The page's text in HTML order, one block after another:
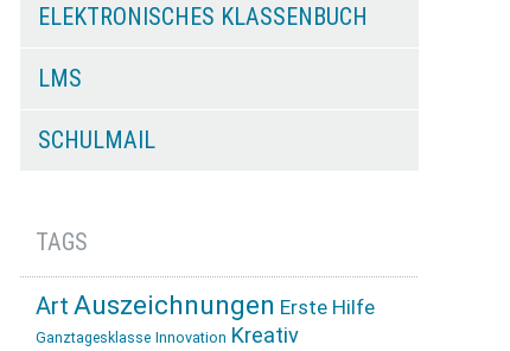
ELEKTRONISCHES KLASSENBUCH
LMS
SCHULMAIL
TAGS
Art Auszeichnungen Erste Hilfe
Ganztagesklasse Innovation Kreativ